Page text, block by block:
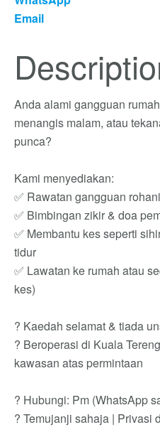
Email
Anda alami gangguan
menangis malam, atau
punca?
Kami menyediakan:
✅ Rawatan gangguan
✅ Bimbingan zikir & doa
✅ Membantu kes seperti
tidur
✅ Lawatan ke rumah atau
kes)
? Kaedah selamat & tiada
? Beroperasi di Kuala
kawasan atas permintaan
? Hubungi: Pm (WhatsApp
? Temujanji sahaja | Privasi